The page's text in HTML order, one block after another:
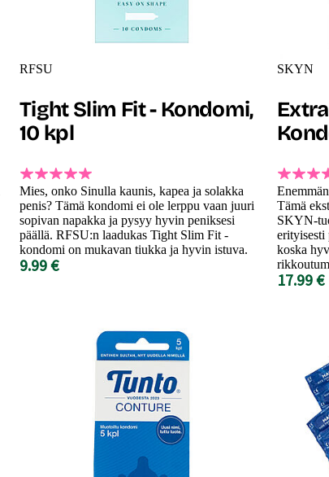
RFSU
Tight Slim Fit - Kondomi,
10 kpl
Mies, onko Sinulla kaunis, kapea ja solakka
penis? Tämä kondomi ei ole lerppu vaan juuri
sopivan napakka ja pysyy hyvin peniksesi
päällä. RFSU:n laadukas Tight Slim Fit -
kondomi on mukavan tiukka ja hyvin istuva.
9.99 €
SKYN
Tämä
SKYN-
erityisesti
koska
17.99 €